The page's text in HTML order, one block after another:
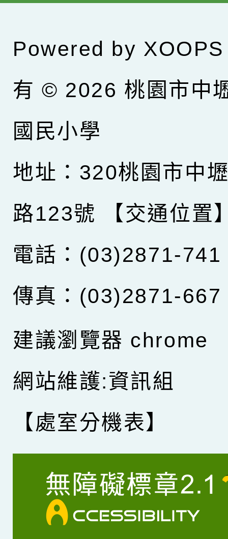
Powered by XOOPS
有 © 2026 桃園市中
國民小學
地址：320桃園市中
路123號
【交通位置
電話：(03)2871-741
傳真：(03)2871-667
建議瀏覽器 chrome
網站維護:資訊組
【處室分機表】